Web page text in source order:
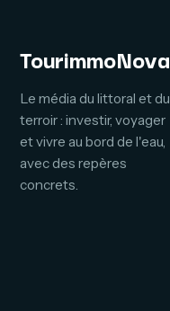
TourimmoNova
Le média du littoral et du
terroir : investir, voyager
et vivre au bord de l'eau,
avec des repères
concrets.